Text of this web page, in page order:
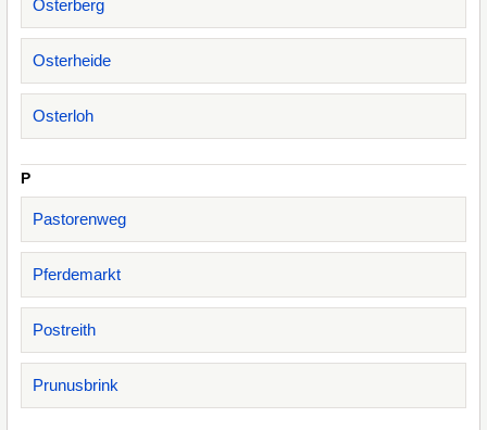
Osterberg
Osterheide
Osterloh
P
Pastorenweg
Pferdemarkt
Postreith
Prunusbrink